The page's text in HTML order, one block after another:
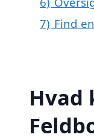
7) Find
Hvad